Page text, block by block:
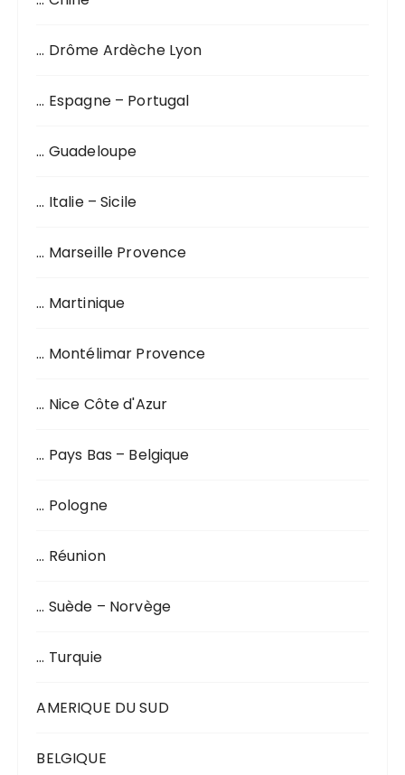
… Drôme Ardèche Lyon
… Espagne – Portugal
… Guadeloupe
… Italie – Sicile
… Marseille Provence
… Martinique
… Montélimar Provence
… Nice Côte d'Azur
… Pays Bas – Belgique
… Pologne
… Réunion
… Suède – Norvège
… Turquie
AMERIQUE DU SUD
BELGIQUE